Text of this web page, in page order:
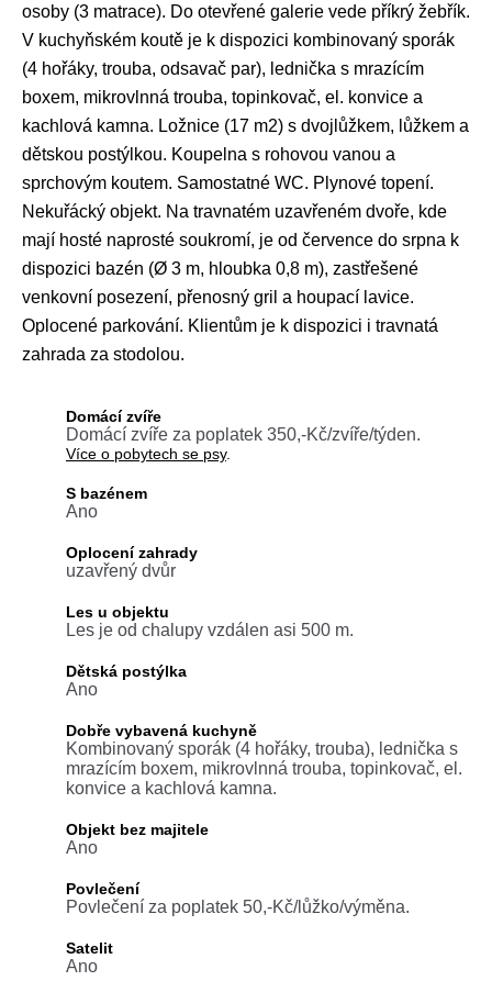
osoby (3 matrace). Do otevřené galerie vede příkrý žebřík.
V kuchyňském koutě je k dispozici kombinovaný sporák
(4 hořáky, trouba, odsavač par), lednička s mrazícím
boxem, mikrovlnná trouba, topinkovač, el. konvice a
kachlová kamna. Ložnice (17 m2) s dvojlůžkem, lůžkem a
dětskou postýlkou. Koupelna s rohovou vanou a
sprchovým koutem. Samostatné WC. Plynové topení.
Nekuřácký objekt. Na travnatém uzavřeném dvoře, kde
mají hosté naprosté soukromí, je od července do srpna k
dispozici bazén (Ø 3 m, hloubka 0,8 m), zastřešené
venkovní posezení, přenosný gril a houpací lavice.
Oplocené parkování. Klientům je k dispozici i travnatá
zahrada za stodolou.
Domácí zvíře
Domácí zvíře za poplatek 350,-Kč/zvíře/týden.
Více o pobytech se psy.
S bazénem
Ano
Oplocení zahrady
uzavřený dvůr
Les u objektu
Les je od chalupy vzdálen asi 500 m.
Dětská postýlka
Ano
Dobře vybavená kuchyně
Kombinovaný sporák (4 hořáky, trouba), lednička s
mrazícím boxem, mikrovlnná trouba, topinkovač, el.
konvice a kachlová kamna.
Objekt bez majitele
Ano
Povlečení
Povlečení za poplatek 50,-Kč/lůžko/výměna.
Satelit
Ano